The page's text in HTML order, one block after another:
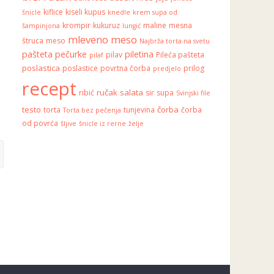
šnicle kiflice kiseli kupus knedle krem supa od
šampinjona krompir kukuruz lungić maline mesna
štruca meso mleveno meso Najbrža torta na svetu
pašteta pečurke pilaf pilav piletina Pileća pašteta
poslastica poslastice povrtna čorba predjelo prilog
recept ribić ručak salata sir supa Svinjski file
testo torta Torta bez pečenja tunjevina čorba čorba
od povrća šljive šnicle iz rerne želje